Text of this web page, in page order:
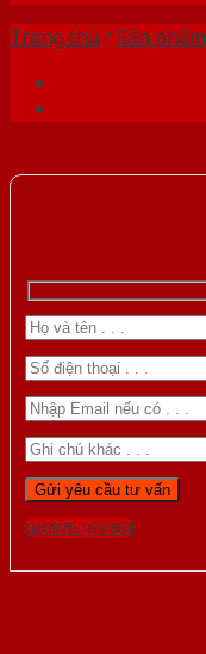
Trang chủ /Sản phẩm
Gọi 0976.169.864